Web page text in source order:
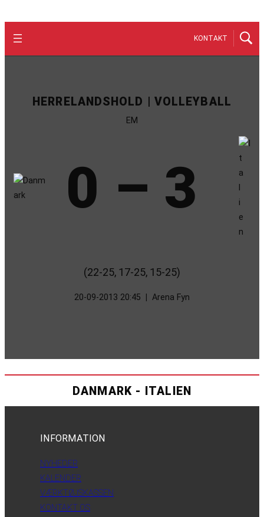
KONTAKT
HERRELANDSHOLD | VOLLEYBALL
EM
0 – 3
(22-25, 17-25, 15-25)
20-09-2013 20:45 Arena Fyn
DANMARK - ITALIEN
INFORMATION
NYHEDER
KALENDER
VÆRKTØJSKASSEN
KONTAKT OS